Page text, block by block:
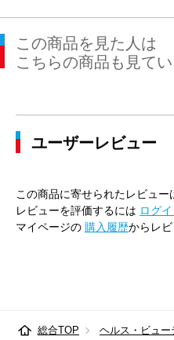
この商品を見た人は
こちらの商品も見て
ユーザーレビュー
この商品に寄せられたレビュー
レビューを評価するには ログ
マイページの 購入履歴からレビ
総合TOP ヘルス・ビュー